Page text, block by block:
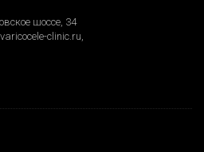
шоссе, 34
clinic.ru